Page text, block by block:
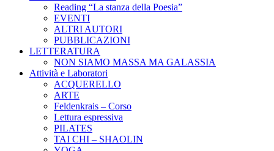
Reading “La stanza della Poesia”
EVENTI
ALTRI AUTORI
PUBBLICAZIONI
LETTERATURA
NON SIAMO MASSA MA GALASSIA
Attività e Laboratori
ACQUERELLO
ARTE
Feldenkrais – Corso
Lettura espressiva
PILATES
TAI CHI – SHAOLIN